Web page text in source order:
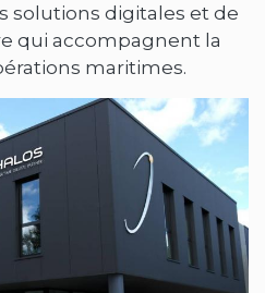
solutions digitales et de
qui accompagnent la
maritimes.